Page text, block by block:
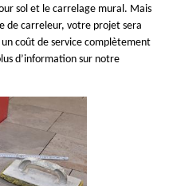
sol et le carrelage mural. Mais
de carreleur, votre projet sera
coût de service complètement
d’information sur notre